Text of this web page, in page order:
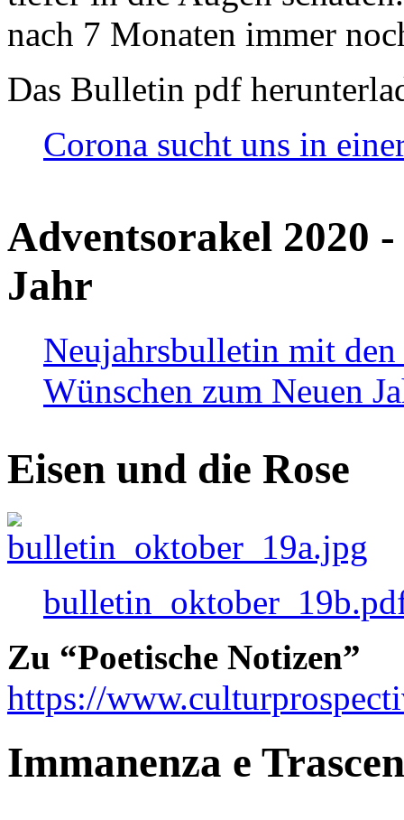
nach 7 Monaten immer
Das Bulletin pdf
Corona sucht uns in
Adventsorakel 2020
Jahr
Neujahrsbulletin mit den
Wünschen zum Neuen
Eisen und die Rose
Zu “Poetische Notizen”
https://
Immanenza e